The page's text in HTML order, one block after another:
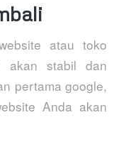
atau toko
akan stabil dan
pertama google,
Anda akan